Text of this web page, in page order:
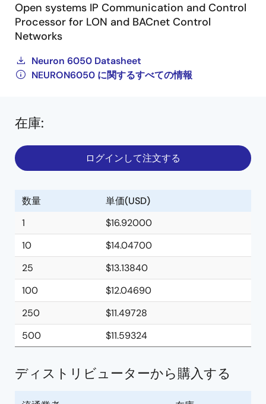
Open systems IP Communication and Control
Processor for LON and BACnet Control
Networks
Neuron 6050 Datasheet
NEURON6050 に関するすべての情報
在庫:
ログインして注文する
数量
単価(USD)
1
$16.92000
10
$14.04700
25
$13.13840
100
$12.04690
250
$11.49728
500
$11.59324
ディストリビューターから購入する